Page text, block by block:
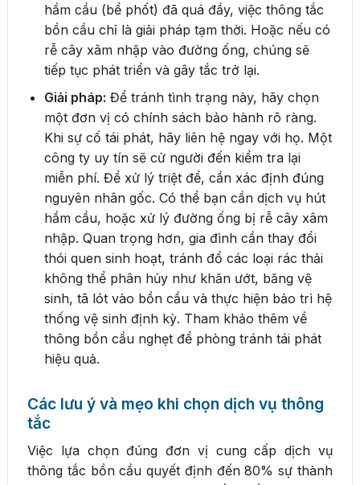
hầm cầu (bể phốt) đã quá đầy, việc thông tắc
bồn cầu chỉ là giải pháp tạm thời. Hoặc nếu có
rễ cây xâm nhập vào đường ống, chúng sẽ
tiếp tục phát triển và gây tắc trở lại.
Giải pháp: Để tránh tình trạng này, hãy chọn
một đơn vị có chính sách bảo hành rõ ràng.
Khi sự cố tái phát, hãy liên hệ ngay với họ. Một
công ty uy tín sẽ cử người đến kiểm tra lại
miễn phí. Để xử lý triệt để, cần xác định đúng
nguyên nhân gốc. Có thể bạn cần dịch vụ hút
hầm cầu, hoặc xử lý đường ống bị rễ cây xâm
nhập. Quan trọng hơn, gia đình cần thay đổi
thói quen sinh hoạt, tránh đổ các loại rác thải
không thể phân hủy như khăn ướt, băng vệ
sinh, tã lót vào bồn cầu và thực hiện bảo trì hệ
thống vệ sinh định kỳ. Tham khảo thêm về
thông bồn cầu nghẹt để phòng tránh tái phát
hiệu quả.
Các lưu ý và mẹo khi chọn dịch vụ thông
tắc
Việc lựa chọn đúng đơn vị cung cấp dịch vụ
thông tắc bồn cầu quyết định đến 80% sự thành